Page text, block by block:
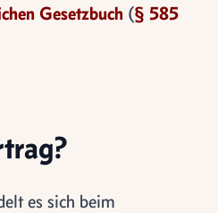
Gesetzbuch (§ 585
es sich beim